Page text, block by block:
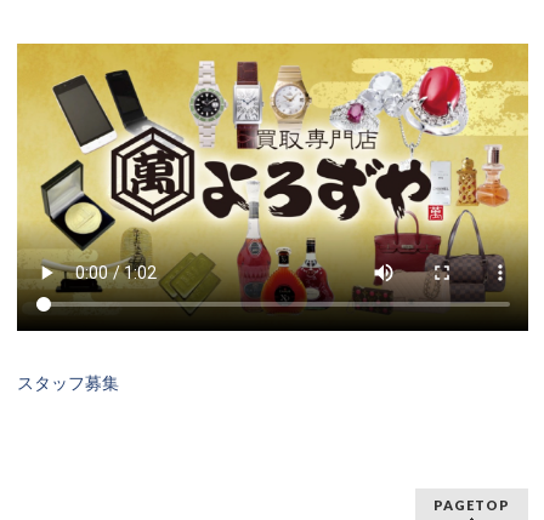
スタッフ募集
PAGETOP